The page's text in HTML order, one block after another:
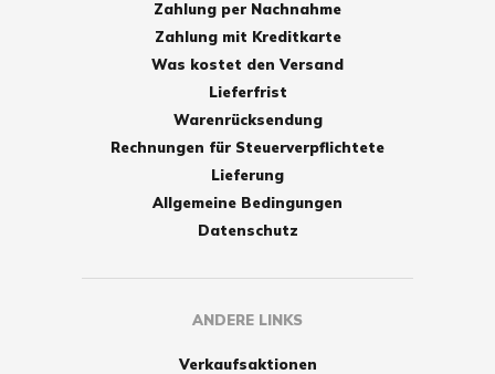
Zahlung per Nachnahme
Zahlung mit Kreditkarte
Was kostet den Versand
Lieferfrist
Warenrücksendung
Rechnungen für Steuerverpflichtete
Lieferung
Allgemeine Bedingungen
Datenschutz
ANDERE LINKS
Verkaufsaktionen